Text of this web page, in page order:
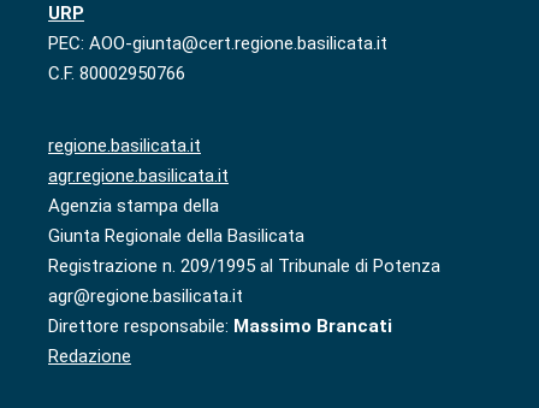
URP
PEC: AOO-giunta@cert.regione.basilicata.it
C.F. 80002950766
regione.basilicata.it
agr.regione.basilicata.it
Agenzia stampa della
Giunta Regionale della Basilicata
Registrazione n. 209/1995 al Tribunale di Potenza
agr@regione.basilicata.it
Direttore responsabile: Massimo Brancati
Redazione